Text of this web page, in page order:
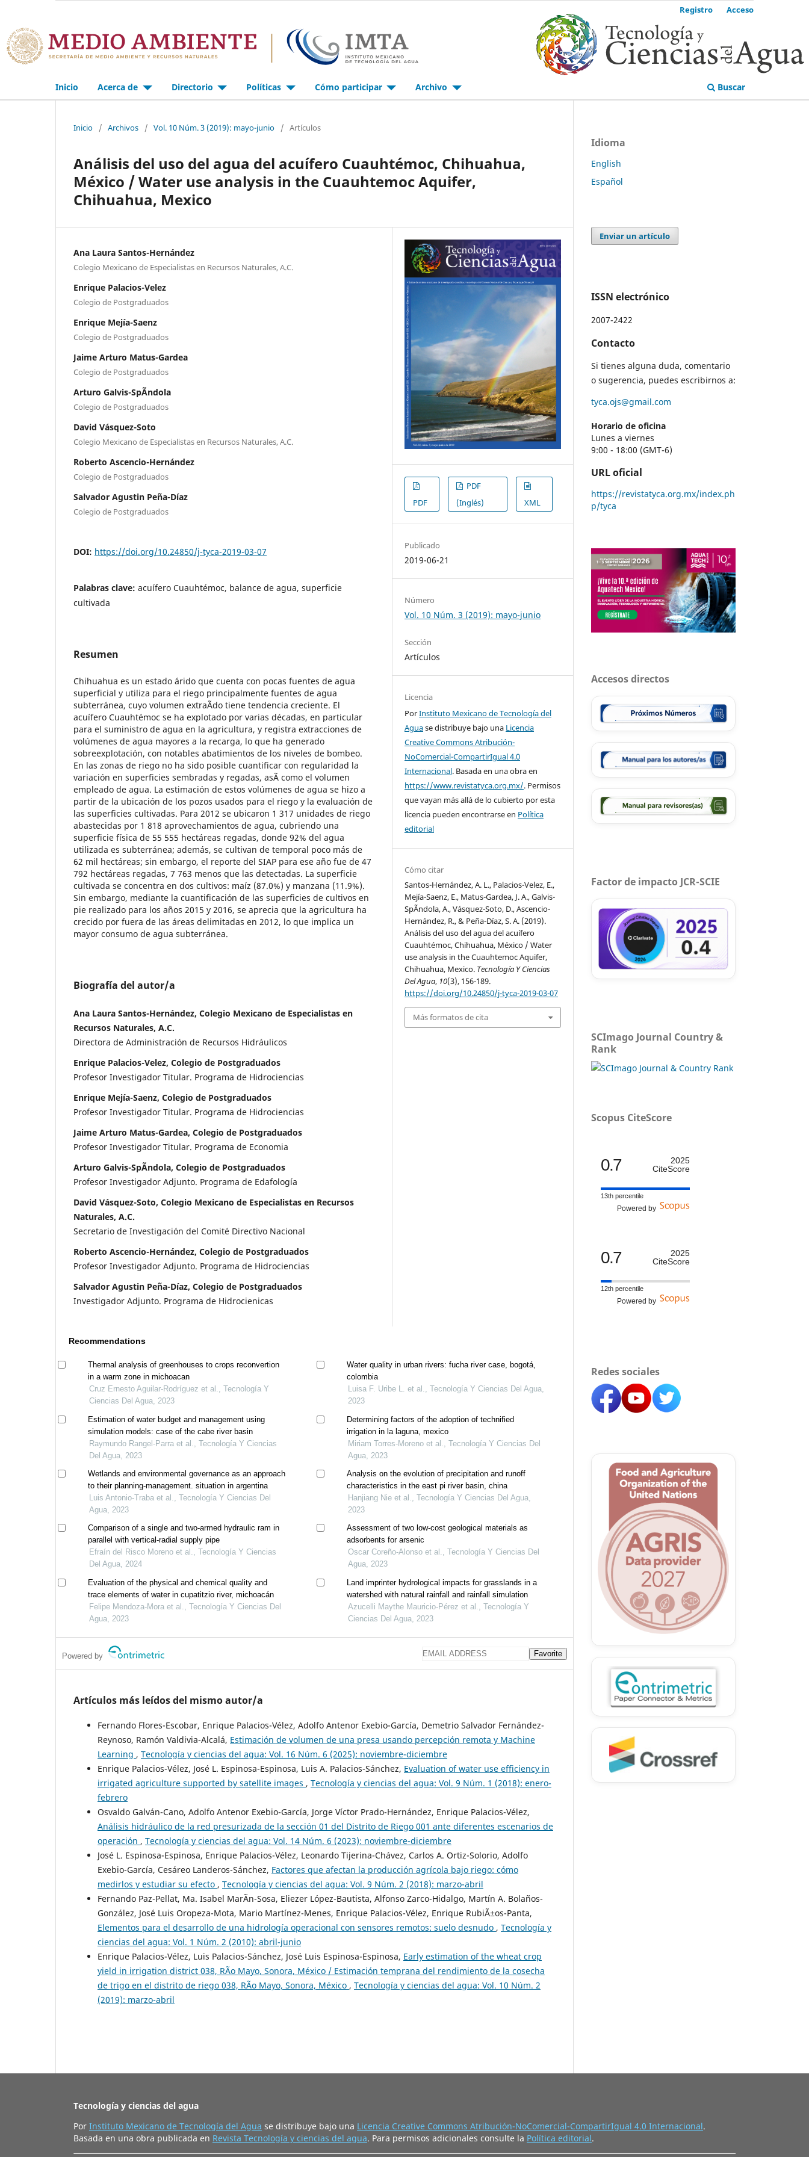
Inicio Acerca de Directorio Políticas Cómo participar Archivo Buscar
Registro Acceso
Inicio / Archivos / Vol. 10 Núm. 3 (2019): mayo-junio / Artículos
Análisis del uso del agua del acuífero Cuauhtémoc, Chihuahua,
México / Water use analysis in the Cuauhtemoc Aquifer,
Chihuahua, Mexico
Ana Laura Santos-Hernández
Colegio Mexicano de Especialistas en Recursos Naturales, A.C.
Enrique Palacios-Velez
Colegio de Postgraduados
Enrique Mejía-Saenz
Colegio de Postgraduados
Jaime Arturo Matus-Gardea
Colegio de Postgraduados
Arturo Galvis-SpÃ­ndola
Colegio de Postgraduados
David Vásquez-Soto
Colegio Mexicano de Especialistas en Recursos Naturales, A.C.
Roberto Ascencio-Hernández
Colegio de Postgraduados
Salvador Agustin Peña-Díaz
Colegio de Postgraduados
DOI: https://doi.org/10.24850/j-tyca-2019-03-07
Palabras clave: acuífero Cuauhtémoc, balance de agua, superficie
cultivada
Resumen
Chihuahua es un estado árido que cuenta con pocas fuentes de agua
superficial y utiliza para el riego principalmente fuentes de agua
subterránea, cuyo volumen extraÃ­do tiene tendencia creciente. El
acuífero Cuauhtémoc se ha explotado por varias décadas, en particular
para el suministro de agua en la agricultura, y registra extracciones de
volúmenes de agua mayores a la recarga, lo que ha generado
sobreexplotación, con notables abatimientos de los niveles de bombeo.
En las zonas de riego no ha sido posible cuantificar con regularidad la
variación en superficies sembradas y regadas, asÃ­ como el volumen
empleado de agua. La estimación de estos volúmenes de agua se hizo a
partir de la ubicación de los pozos usados para el riego y la evaluación de
las superficies cultivadas. Para 2012 se ubicaron 1 317 unidades de riego
abastecidas por 1 818 aprovechamientos de agua, cubriendo una
superficie física de 55 555 hectáreas regadas, donde 92% del agua
utilizada es subterránea; además, se cultivan de temporal poco más de
62 mil hectáreas; sin embargo, el reporte del SIAP para ese año fue de 47
792 hectáreas regadas, 7 763 menos que las detectadas. La superficie
cultivada se concentra en dos cultivos: maíz (87.0%) y manzana (11.9%).
Sin embargo, mediante la cuantificación de las superficies de cultivos en
pie realizado para los años 2015 y 2016, se aprecia que la agricultura ha
crecido por fuera de las áreas delimitadas en 2012, lo que implica un
mayor consumo de agua subterránea.
Biografía del autor/a
Ana Laura Santos-Hernández, Colegio Mexicano de Especialistas en
Recursos Naturales, A.C.
Directora de Administración de Recursos Hidráulicos
Enrique Palacios-Velez, Colegio de Postgraduados
Profesor Investigador Titular. Programa de Hidrociencias
Enrique Mejía-Saenz, Colegio de Postgraduados
Profesor Investigador Titular. Programa de Hidrociencias
Jaime Arturo Matus-Gardea, Colegio de Postgraduados
Profesor Investigador Titular. Programa de Economia
Arturo Galvis-SpÃ­ndola, Colegio de Postgraduados
Profesor Investigador Adjunto. Programa de Edafología
David Vásquez-Soto, Colegio Mexicano de Especialistas en Recursos
Naturales, A.C.
Secretario de Investigación del Comité Directivo Nacional
Roberto Ascencio-Hernández, Colegio de Postgraduados
Profesor Investigador Adjunto. Programa de Hidrociencias
Salvador Agustin Peña-Díaz, Colegio de Postgraduados
Investigador Adjunto. Programa de Hidrocienicas
PDF
PDF
(Inglés)
XML
Publicado
2019-06-21
Número
Vol. 10 Núm. 3 (2019): mayo-junio
Sección
Artículos
Licencia
PorInstituto Mexicano de Tecnología del
Aguase distribuye bajo una Licencia
Creative Commons Atribución-
NoComercial-CompartirIgual 4.0
Internacional. Basada en una obra en
https://www.revistatyca.org.mx/. Permisos
que vayan más allá de lo cubierto por esta
licencia pueden encontrarse en Política
editorial
Cómo citar
Santos-Hernández, A. L., Palacios-Velez, E.,
Mejía-Saenz, E., Matus-Gardea, J. A., Galvis-
SpÃ­ndola, A., Vásquez-Soto, D., Ascencio-
Hernández, R., & Peña-Díaz, S. A. (2019).
Análisis del uso del agua del acuífero
Cuauhtémoc, Chihuahua, México / Water
use analysis in the Cuauhtemoc Aquifer,
Chihuahua, Mexico. Tecnología Y Ciencias
Del Agua, 10(3), 156-189.
https://doi.org/10.24850/j-tyca-2019-03-07
Más formatos de cita
Recommendations
Thermal analysis of greenhouses to crops reconvertion
in a warm zone in michoacan
Cruz Ernesto Aguilar-Rodríguez et al., Tecnología Y
Ciencias Del Agua, 2023
Estimation of water budget and management using
simulation models: case of the cabe river basin
Raymundo Rangel-Parra et al., Tecnología Y Ciencias
Del Agua, 2023
Wetlands and environmental governance as an approach
to their planning-management. situation in argentina
Luis Antonio-Traba et al., Tecnología Y Ciencias Del
Agua, 2023
Comparison of a single and two-armed hydraulic ram in
parallel with vertical-radial supply pipe
Efraín del Risco Moreno et al., Tecnología Y Ciencias
Del Agua, 2024
Evaluation of the physical and chemical quality and
trace elements of water in cupatitzio river, michoacán
Felipe Mendoza-Mora et al., Tecnología Y Ciencias Del
Agua, 2023
Water quality in urban rivers: fucha river case, bogotá,
colombia
Luisa F. Uribe L. et al., Tecnología Y Ciencias Del Agua,
2023
Determining factors of the adoption of technified
irrigation in la laguna, mexico
Miriam Torres-Moreno et al., Tecnología Y Ciencias Del
Agua, 2023
Analysis on the evolution of precipitation and runoff
characteristics in the east pi river basin, china
Hanjiang Nie et al., Tecnología Y Ciencias Del Agua,
2023
Assessment of two low-cost geological materials as
adsorbents for arsenic
Oscar Coreño-Alonso et al., Tecnología Y Ciencias Del
Agua, 2023
Land imprinter hydrological impacts for grasslands in a
watershed with natural rainfall and rainfall simulation
Azucelli Maythe Mauricio-Pérez et al., Tecnología Y
Ciencias Del Agua, 2023
Powered by Favorite
Artículos más leídos del mismo autor/a
Fernando Flores-Escobar, Enrique Palacios-Vélez, Adolfo Antenor Exebio-García, Demetrio Salvador Fernández-
Reynoso, Ramón Valdivia-Alcalá, Estimación de volumen de una presa usando percepción remota y Machine
Learning , Tecnología y ciencias del agua: Vol. 16 Núm. 6 (2025): noviembre-diciembre
Enrique Palacios-Vélez, José L. Espinosa-Espinosa, Luis A. Palacios-Sánchez, Evaluation of water use efficiency in
irrigated agriculture supported by satellite images , Tecnología y ciencias del agua: Vol. 9 Núm. 1 (2018): enero-
febrero
Osvaldo Galván-Cano, Adolfo Antenor Exebio-García, Jorge Víctor Prado-Hernández, Enrique Palacios-Vélez,
Análisis hidráulico de la red presurizada de la sección 01 del Distrito de Riego 001 ante diferentes escenarios de
operación , Tecnología y ciencias del agua: Vol. 14 Núm. 6 (2023): noviembre-diciembre
José L. Espinosa-Espinosa, Enrique Palacios-Vélez, Leonardo Tijerina-Chávez, Carlos A. Ortiz-Solorio, Adolfo
Exebio-García, Cesáreo Landeros-Sánchez, Factores que afectan la producción agrícola bajo riego: cómo
medirlos y estudiar su efecto , Tecnología y ciencias del agua: Vol. 9 Núm. 2 (2018): marzo-abril
Fernando Paz-Pellat, Ma. Isabel MarÃ­n-Sosa, Eliezer López-Bautista, Alfonso Zarco-Hidalgo, Martín A. Bolaños-
González, José Luis Oropeza-Mota, Mario Martínez-Menes, Enrique Palacios-Vélez, Enrique RubiÃ±os-Panta,
Elementos para el desarrollo de una hidrología operacional con sensores remotos: suelo desnudo , Tecnología y
ciencias del agua: Vol. 1 Núm. 2 (2010): abril-junio
Enrique Palacios-Vélez, Luis Palacios-Sánchez, José Luis Espinosa-Espinosa, Early estimation of the wheat crop
yield in irrigation district 038, RÃ­o Mayo, Sonora, México / Estimación temprana del rendimiento de la cosecha
de trigo en el distrito de riego 038, RÃ­o Mayo, Sonora, México , Tecnología y ciencias del agua: Vol. 10 Núm. 2
(2019): marzo-abril
Idioma
English
Español
Enviar un artículo
ISSN electrónico
2007-2422
Contacto
Si tienes alguna duda, comentario
o sugerencia, puedes escribirnos a:
tyca.ojs@gmail.com
Horario de oficina
Lunes a viernes
9:00 - 18:00 (GMT-6)
URL oficial
https://revistatyca.org.mx/index.ph
p/tyca
Accesos directos
Factor de impacto JCR-SCIE
SCImago Journal Country &
Rank
Scopus CiteScore
0.7
2025
CiteScore
13th percentile
Powered by
0.7
2025
CiteScore
12th percentile
Powered by
Redes sociales
Tecnología y ciencias del agua
Por Instituto Mexicano de Tecnología del Agua se distribuye bajo una Licencia Creative Commons Atribución-NoComercial-CompartirIgual 4.0 Internacional.
Basada en una obra publicada en Revista Tecnología y ciencias del agua. Para permisos adicionales consulte la Política editorial.